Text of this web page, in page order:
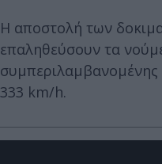
Η αποστολή των
επαληθεύσουν τα
συμπεριλαμβανομένης
333 km/h.